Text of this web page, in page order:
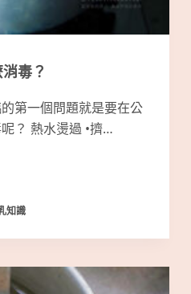
毒？
第一個問題就是要在公
？ 熱水燙過 •擠…
知識